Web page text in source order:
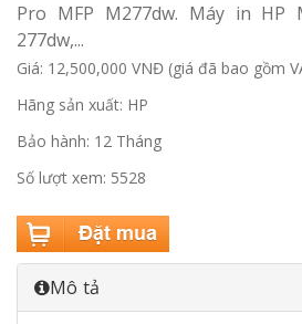
Pro MFP M277dw. Máy in HP
277dw,...
Giá: 12,500,000 VNĐ (giá đã bao gồm
Hãng sản xuất: HP
Bảo hành: 12 Tháng
Số lượt xem: 5528
Mô tả